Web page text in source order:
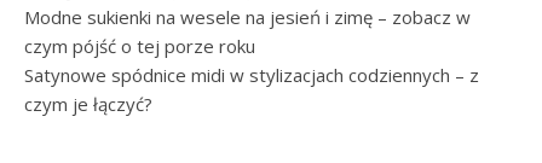
Modne sukienki na wesele na jesień i zimę – zobacz w
czym pójść o tej porze roku
Satynowe spódnice midi w stylizacjach codziennych – z
czym je łączyć?